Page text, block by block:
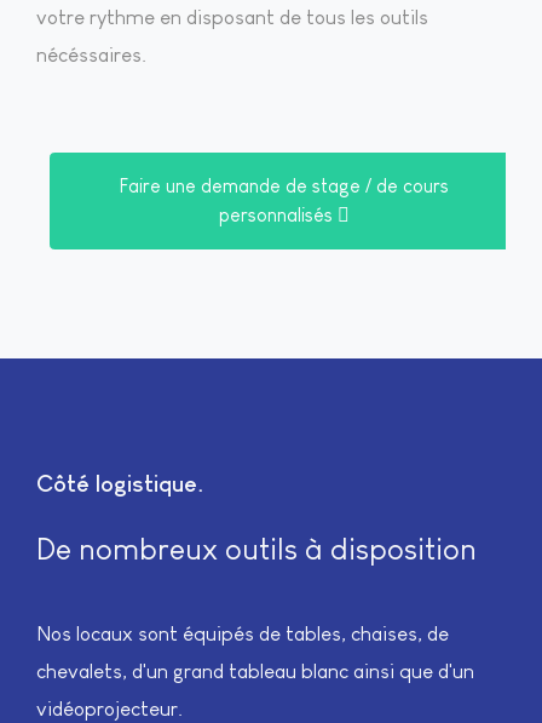
votre rythme en disposant de tous les outils
nécéssaires.
Faire une demande de stage / de cours
personnalisés
Côté logistique
De nombreux outils à disposition
Nos locaux sont équipés de tables, chaises, de
chevalets, d'un grand tableau blanc ainsi que d'un
vidéoprojecteur.